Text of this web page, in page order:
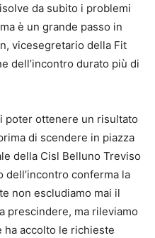
da subito i problemi
è un grande passo in
vicesegretario della Fit
dell’incontro durato più di
poter ottenere un risultato
di scendere in piazza
della Cisl Belluno Treviso
dell’incontro conferma la
non escludiamo mai il
prescindere, ma rileviamo
ha accolto le richieste